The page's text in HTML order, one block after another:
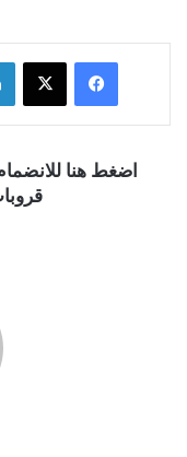
فيسبوك ‫X
اضغط هنا